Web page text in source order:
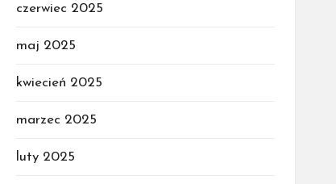
czerwiec 2025
maj 2025
kwiecień 2025
marzec 2025
luty 2025